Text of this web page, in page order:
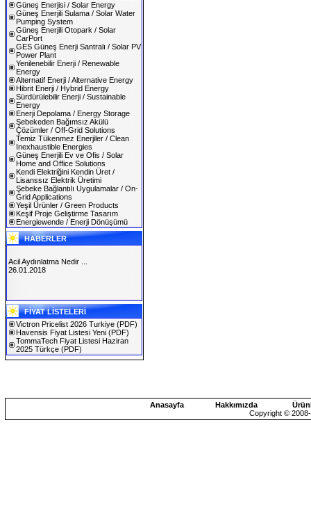
Güneş Enerjisi / Solar Energy
Güneş Enerjili Sulama / Solar Water
Pumping System
Güneş Enerjili Otopark / Solar
CarPort
GES Güneş Enerji Santralı / Solar PV
Power Plant
Yenilenebilir Enerji / Renewable
Energy
Alternatif Enerji / Alternative Energy
Hibrit Enerji / Hybrid Energy
Sürdürülebilir Enerji / Sustainable
Energy
Enerji Depolama / Energy Storage
Şebekeden Bağımsız Akülü
Çözümler / Off-Grid Solutions
Temiz Tükenmez Enerjiler / Clean
Inexhaustible Energies
Güneş Enerjili Ev ve Ofis / Solar
Home and Office Solutions
Kendi Elektriğini Kendin Üret /
Lisanssız Elektrik Üretimi
Şebeke Bağlantılı Uygulamalar / On-
Grid Applications
Yeşil Ürünler / Green Products
Keşif Proje Geliştirme Tasarım
Energiewende / Enerji Dönüşümü
HABERLER
SOLAREX ISTANBUL 2019
30.01.2019
Acil Aydınlatma Nedir ...
26.01.2018
FİYAT LİSTELERİ
Victron Pricelist 2026 Turkiye (PDF)
Havensis Fiyat Listesi Yeni (PDF)
TommaTech Fiyat Listesi Haziran
2025 Türkçe (PDF)
Anasayfa Hakkımızda
Copyright ©